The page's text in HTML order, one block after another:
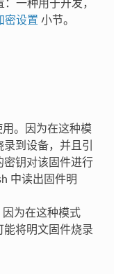
一种用于开发，
密设置 小节。
。因为在这种模
到设备，并且引
密钥对该固件进行
中读出固件明
为在这种模式
能将明文固件烧录